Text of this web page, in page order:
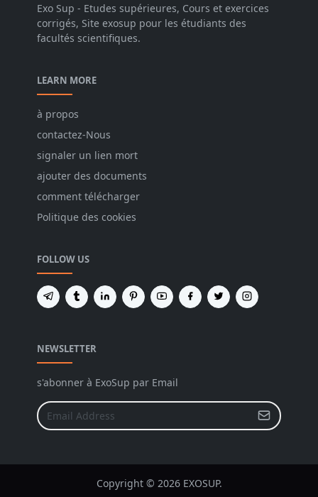
Exo Sup - Etudes supérieures, Cours et exercices
corrigés, Site exosup pour les étudiants des
facultés scientifiques.
LEARN MORE
à propos
contactez-Nous
signaler un lien mort
ajouter des documents
comment télécharger
Politique des cookies
FOLLOW US
NEWSLETTER
s'abonner à ExoSup par Email
Copyright © 2026 EXOSUP.